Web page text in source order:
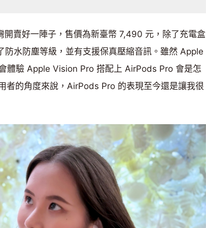
賣好一陣子，售價為新臺幣 7,490 元，除了充電盒
水防塵等級，並有支援保真壓縮音訊。雖然 Apple
體驗 Apple Vision Pro 搭配上 AirPods Pro 會是怎
者的角度來說，AirPods Pro 的表現至今還是讓我很